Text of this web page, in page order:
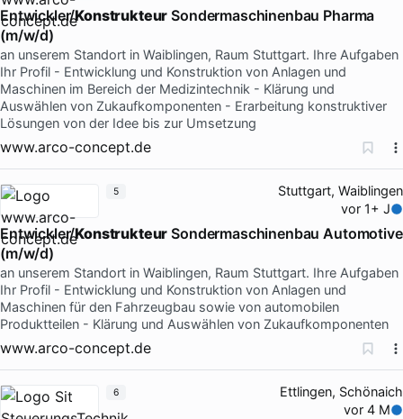
Entwickler/Konstrukteur Sondermaschinenbau Pharma
(m/w/d)
an unserem Standort in Waiblingen, Raum Stuttgart. Ihre Aufgaben
Ihr Profil - Entwicklung und Konstruktion von Anlagen und
Maschinen im Bereich der Medizintechnik - Klärung und
Auswählen von Zukaufkomponenten - Erarbeitung konstruktiver
Lösungen von der Idee bis zur Umsetzung
www.arco-concept.de
Stuttgart, Waiblingen
vor 1+ J
Entwickler/Konstrukteur Sondermaschinenbau Automotive
(m/w/d)
an unserem Standort in Waiblingen, Raum Stuttgart. Ihre Aufgaben
Ihr Profil - Entwicklung und Konstruktion von Anlagen und
Maschinen für den Fahrzeugbau sowie von automobilen
Produktteilen - Klärung und Auswählen von Zukaufkomponenten
www.arco-concept.de
5
Ettlingen, Schönaich
vor 4 M
6